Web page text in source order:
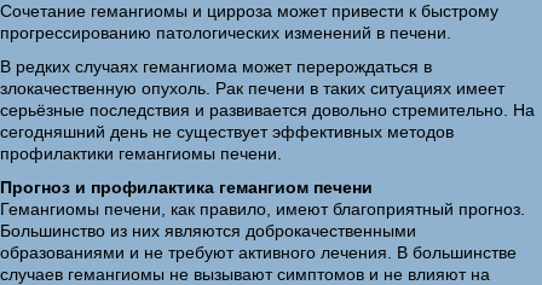
Сочетание гемангиомы и цирроза может привести к быстрому
прогрессированию патологических изменений в печени.
В редких случаях гемангиома может перерождаться в
злокачественную опухоль. Рак печени в таких ситуациях имеет
серьёзные последствия и развивается довольно стремительно. На
сегодняшний день не существует эффективных методов
профилактики гемангиомы печени.
Прогноз и профилактика гемангиом печени
Гемангиомы печени, как правило, имеют благоприятный прогноз.
Большинство из них являются доброкачественными
образованиями и не требуют активного лечения. В большинстве
случаев гемангиомы не вызывают симптомов и не влияют на